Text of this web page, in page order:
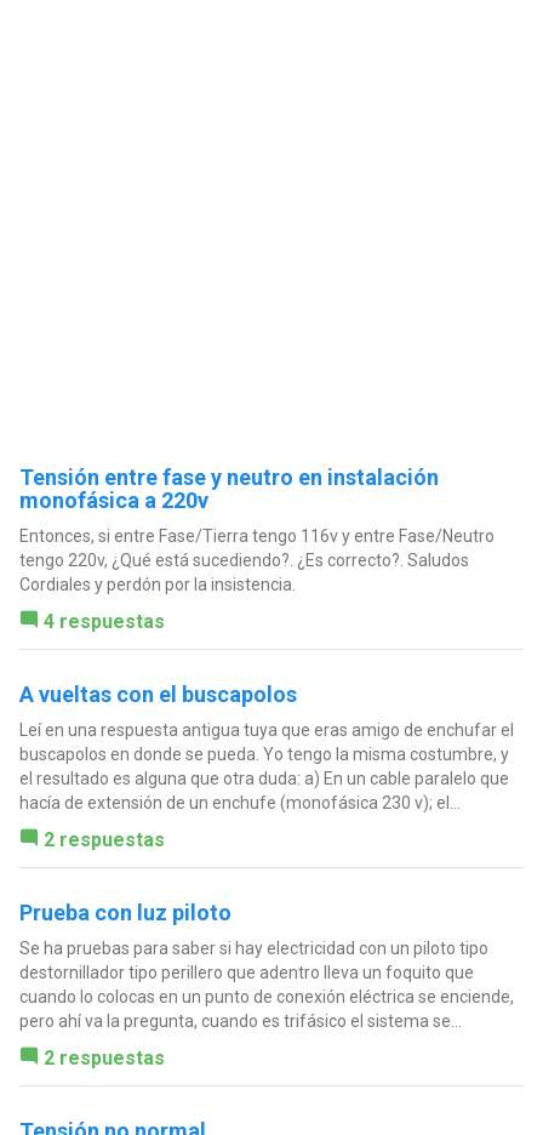
Tensión entre fase y neutro en instalación
monofásica a 220v
Entonces, si entre Fase/Tierra tengo 116v y entre Fase/Neutro
tengo 220v, ¿Qué está sucediendo?. ¿Es correcto?. Saludos
Cordiales y perdón por la insistencia.
4 respuestas
A vueltas con el buscapolos
Leí en una respuesta antigua tuya que eras amigo de enchufar el
buscapolos en donde se pueda. Yo tengo la misma costumbre, y
el resultado es alguna que otra duda: a) En un cable paralelo que
hacía de extensión de un enchufe (monofásica 230 v); el...
2 respuestas
Prueba con luz piloto
Se ha pruebas para saber si hay electricidad con un piloto tipo
destornillador tipo perillero que adentro lleva un foquito que
cuando lo colocas en un punto de conexión eléctrica se enciende,
pero ahí va la pregunta, cuando es trifásico el sistema se...
2 respuestas